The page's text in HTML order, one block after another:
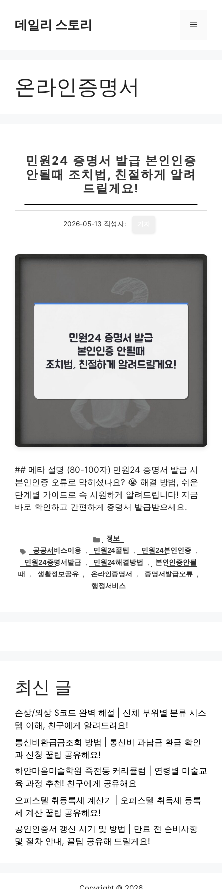
데일리 스토리 메
온라인증명서
민원24 증명서 발급 본인인증
안될때 조치법, 친절하게 알려
드릴게요!
2026-05-13 작성자:
## 메타 설명 (80-100자) 민원24 증명서 발급 시
본인인증 오류로 막히셨나요? 😭 해결 방법, 쉬운
단계별 가이드로 속 시원하게 알려드립니다! 지금
바로 확인하고 간편하게 증명서 발급받으세요.
카
테
고
리
정보
태
그
공공서비스이용 , 민원24꿀팁 , 민원24본인인증 ,
민원24증명서발급 , 민원24해결방법 ,
본인인증안될
때
, 생활정보공유 , 온라인증명서 , 증명서발급오류 ,
행정서비스
최신 글
손상/외상 S코드 완벽 해설 | 신체 부위별 분류 시스
템 이해, 친구에게 알려드려요!
통신비환급금조회 방법 | 통신비 과납금 환급 확인
과 신청 꿀팁 공유해요!
하얀마음미술학원 죽전동 커리큘럼 | 연령별 미술교
육 과정 추천! 친구에게 공유해요
오피스텔 취등록세 계산기 | 오피스텔 취득세 등록
세 계산 꿀팁 공유해요!
공인인증서 갱신 시기 및 방법 | 만료 전 준비사항
및 절차 안내, 꿀팁 공유해 드릴게요!